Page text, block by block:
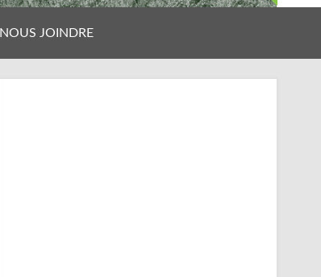
NOUS JOINDRE